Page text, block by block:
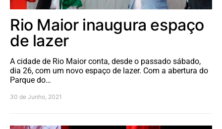
Rio Maior inaugura espaço
de lazer
A cidade de Rio Maior conta, desde o passado sábado,
dia 26, com um novo espaço de lazer. Com a abertura do
Parque do…
30 de Junho, 2021